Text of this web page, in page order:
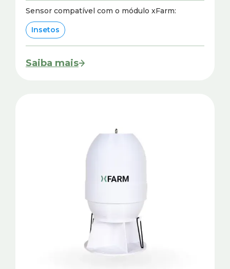
Sensor compatível com o módulo xFarm:
Insetos
Saiba mais